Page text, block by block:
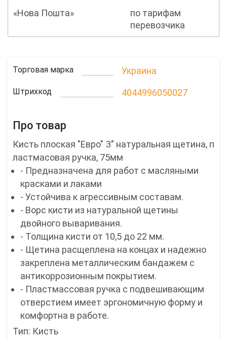
«Нова Пошта»
по тарифам
перевозчика
Торговая марка Украина
Штрихкод 4044996050027
Про товар
Кисть плоская "Евро" 3" натуральная щетина, п
ластмасовая ручка, 75мм
- Предназначена для работ с масляными
красками и лаками
- Устойчива к агрессивным составам.
- Ворс кисти из натуральной щетины
двойного вываривания.
- Толщина кисти от 10,5 до 22 мм.
- Щетина расщеплена на концах и надежно
закреплена металлическим бандажем с
антикоррозионным покрытием.
- Пластмассовая ручка с подвешивающим
отверстием имеет эргономичную форму и
комфортна в работе.
Тип: Кисть